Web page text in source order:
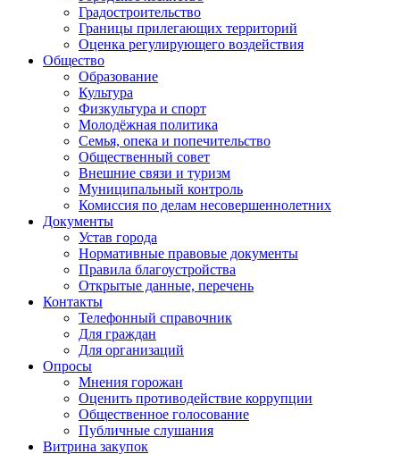
Градостроительство
Границы прилегающих территорий
Оценка регулирующего воздействия
Общество
Образование
Культура
Физкультура и спорт
Молодёжная политика
Семья, опека и попечительство
Общественный совет
Внешние связи и туризм
Муниципальный контроль
Комиссия по делам несовершеннолетних
Документы
Устав города
Нормативные правовые документы
Правила благоустройства
Открытые данные, перечень
Контакты
Телефонный справочник
Для граждан
Для организаций
Опросы
Мнения горожан
Оценить противодействие коррупции
Общественное голосование
Публичные слушания
Витрина закупок